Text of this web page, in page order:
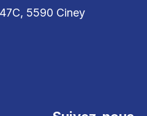
5590 Ciney